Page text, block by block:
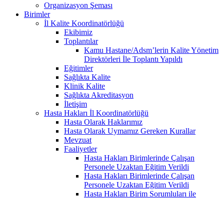
Organizasyon Şeması
Birimler
İl Kalite Koordinatörlüğü
Ekibimiz
Toplantılar
Kamu Hastane/Adsm’lerin Kalite Yönetim
Direktörleri İle Toplantı Yapıldı
Eğitimler
Sağlıkta Kalite
Klinik Kalite
Sağlıkta Akreditasyon
İletişim
Hasta Hakları İl Koordinatörlüğü
Hasta Olarak Haklarımız
Hasta Olarak Uymamız Gereken Kurallar
Mevzuat
Faaliyetler
Hasta Hakları Birimlerinde Çalışan
Personele Uzaktan Eğitim Verildi
Hasta Hakları Birimlerinde Çalışan
Personele Uzaktan Eğitim Verildi
Hasta Hakları Birim Sorumluları ile